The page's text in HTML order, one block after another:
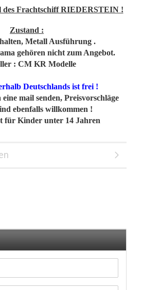
des Frachtschiff RIEDERSTEIN !
Zustand :
Metall Ausführung .
gehören nicht zum Angebot.
: CM KR Modelle
Deutschlands ist frei !
mail senden, Preisvorschläge
ebenfalls willkommen !
für Kinder unter 14 Jahren